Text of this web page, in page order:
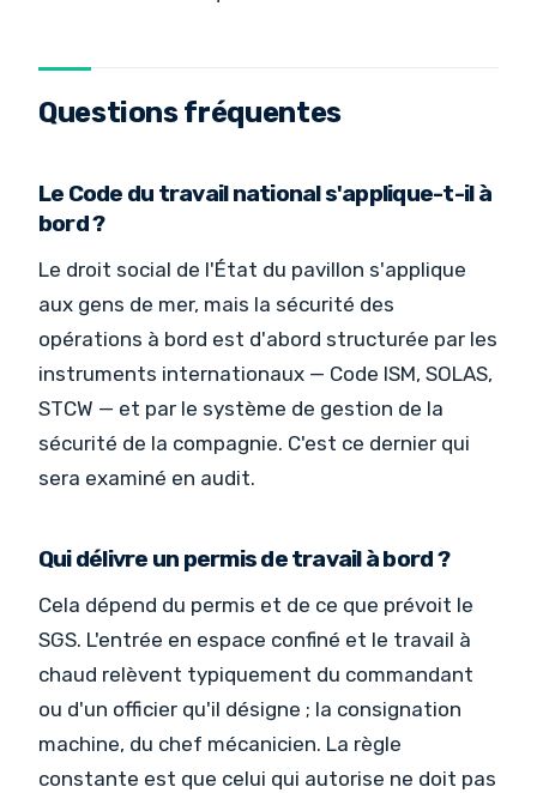
Questions fréquentes
Le Code du travail national s'applique-t-il à
bord ?
Le droit social de l'État du pavillon s'applique
aux gens de mer, mais la sécurité des
opérations à bord est d'abord structurée par les
instruments internationaux — Code ISM, SOLAS,
STCW — et par le système de gestion de la
sécurité de la compagnie. C'est ce dernier qui
sera examiné en audit.
Qui délivre un permis de travail à bord ?
Cela dépend du permis et de ce que prévoit le
SGS. L'entrée en espace confiné et le travail à
chaud relèvent typiquement du commandant
ou d'un officier qu'il désigne ; la consignation
machine, du chef mécanicien. La règle
constante est que celui qui autorise ne doit pas